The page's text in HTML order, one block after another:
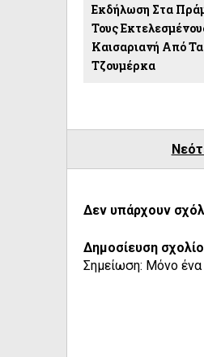
Εκδήλωση Στα
Τους
Καισαριανή Από
Τζουμέρκα
Δεν υπάρχουν
Δημοσίευση
Σημείωση: Μόνο ένα